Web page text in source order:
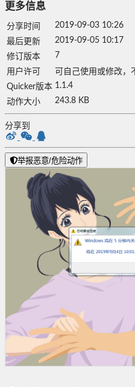
更多信息
分享时间
2019-09-03 10:26
最后更新
2019-09-05 10:17
修订版本
7
用户许可
可自己使用或修改，
Quicker版本 1.1.4
动作大小
243.8 KB
分享到
举报恶意/危险动作